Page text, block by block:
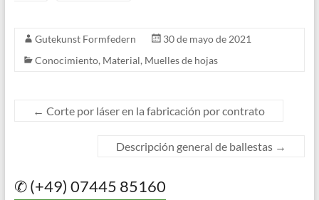
Gutekunst Formfedern
30 de mayo de 2021
Conocimiento, Material, Muelles de hojas
← Corte por láser en la fabricación por contrato
Descripción general de ballestas →
✆ (+49) 07445 85160